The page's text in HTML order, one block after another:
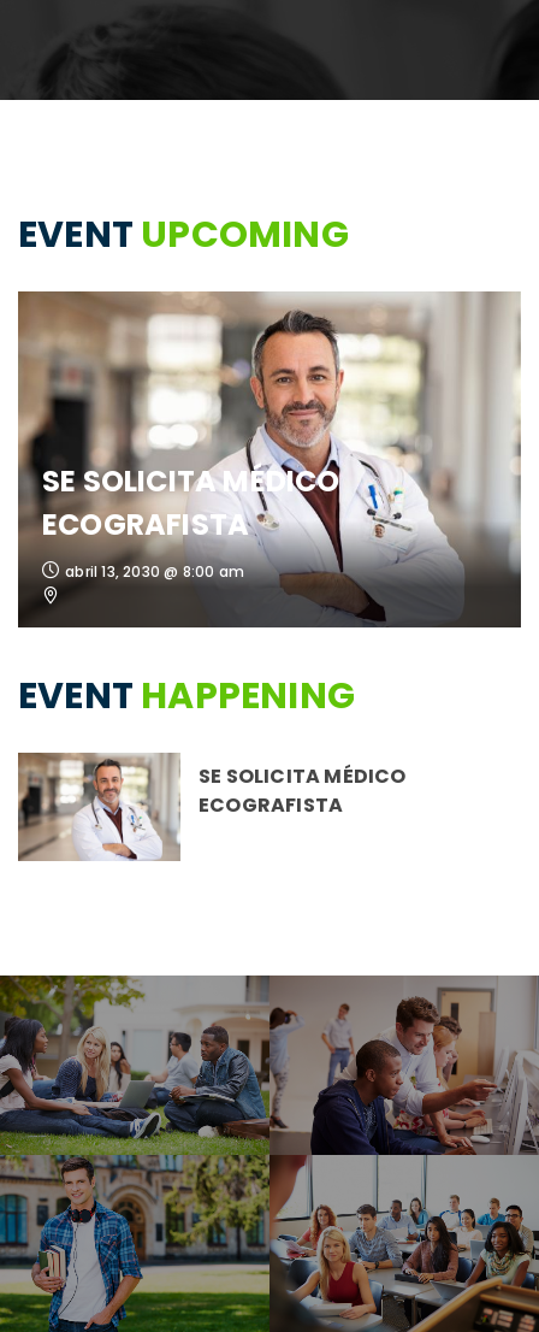
EVENT UPCOMING
SE SOLICITA MÉDICO
ECOGRAFISTA
abril 13, 2030 @ 8:00 am
EVENT HAPPENING
SE SOLICITA MÉDICO
ECOGRAFISTA